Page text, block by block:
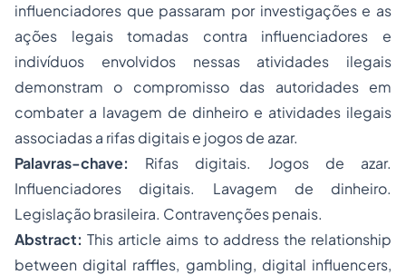
influenciadores que passaram por investigações e as
ações legais tomadas contra influenciadores e
indivíduos envolvidos nessas atividades ilegais
demonstram o compromisso das autoridades em
combater a lavagem de dinheiro e atividades ilegais
associadas a rifas digitais e jogos de azar.
Palavras-chave: Rifas digitais. Jogos de azar.
Influenciadores digitais. Lavagem de dinheiro.
Legislação brasileira. Contravenções penais.
Abstract: This article aims to address the relationship
between digital raffles, gambling, digital influencers,